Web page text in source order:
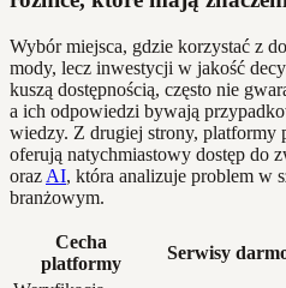
Wybór miejsca, gdzie korzystać z
mody, lecz inwestycji w jakość
kuszą dostępnością, często nie
a ich odpowiedzi bywają
wiedzy. Z drugiej strony, platformy
oferują natychmiastowy dostęp do
oraz AI, która analizuje problem w
branżowym.
Cecha
platformy
Serwisy